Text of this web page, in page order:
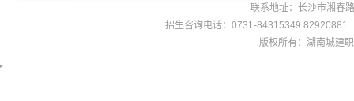
联系地址：长沙市湘春
招生咨询电话：0731-84315349
版权所有：湖南城建